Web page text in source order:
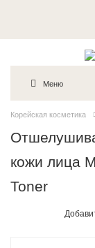
Меню
Корейская косметика
кожи лица
Toner